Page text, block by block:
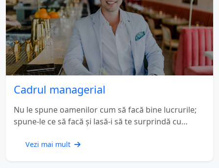
Cadrul managerial
Nu le spune oamenilor cum să facă bine lucrurile;
spune-le ce să facă și lasă-i să te surprindă cu
Vezi mai mult